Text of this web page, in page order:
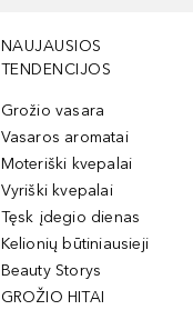
NAUJAUSIOS
TENDENCIJOS
Grožio vasara
Vasaros aromatai
Moteriški kvepalai
Vyriški kvepalai
Tęsk įdegio dienas
Kelionių būtiniausieji
Beauty Storys
GROŽIO HITAI